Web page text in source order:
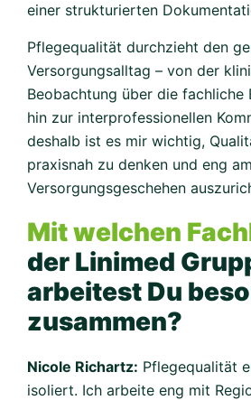
einer strukturierten
Pflegequalität durchzieht den
Versorgungsalltag – von der
Beobachtung über die fachliche
hin zur interprofessionellen
deshalb ist es mir wichtig,
praxisnah zu denken und eng
Versorgungsgeschehen
Mit welchen
der Linimed
arbeitest Du
zusammen?
Nicole Richartz: Pflegequalität
isoliert. Ich arbeite eng mit